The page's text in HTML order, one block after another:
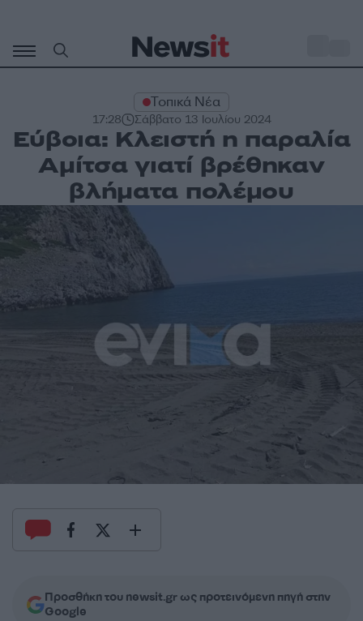
περιεχόμενο
Τοπικά Νέα
17:28 Σάββατο 13 Ιουλίου 2024
Εύβοια: Κλειστή η παραλία
Αμίτσα γιατί βρέθηκαν
βλήματα πολέμου
Προσθήκη του newsit.gr ως προτεινόμενη πηγή στην
Google